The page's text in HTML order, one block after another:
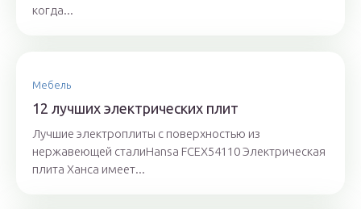
когда...
Мебель
12 лучших электрических плит
Лучшие электроплиты с поверхностью из
нержавеющей сталиHansa FCEX54110 Электрическая
плита Ханса имеет...